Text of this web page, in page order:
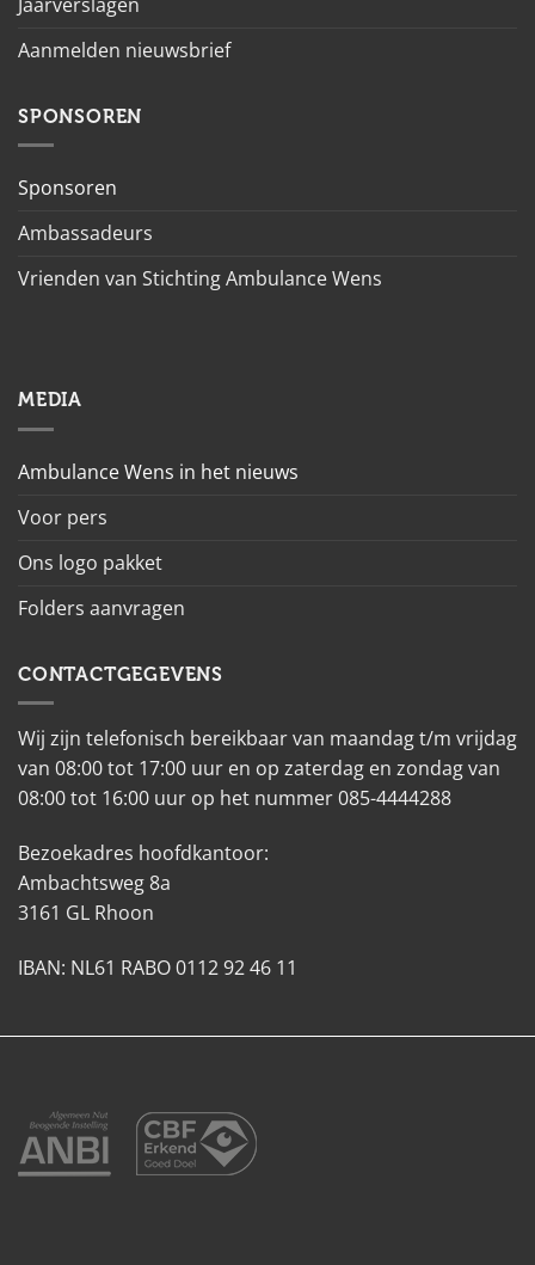
Aanmelden nieuwsbrief
SPONSOREN
Sponsoren
Ambassadeurs
Vrienden van Stichting Ambulance Wens
MEDIA
Ambulance Wens in het nieuws
Voor pers
Ons logo pakket
Folders aanvragen
CONTACTGEGEVENS
Wij zijn telefonisch bereikbaar van maandag t/m vrijdag
van 08:00 tot 17:00 uur en op zaterdag en zondag van
08:00 tot 16:00 uur op het nummer 085-4444288
Bezoekadres hoofdkantoor:
Ambachtsweg 8a
3161 GL Rhoon
IBAN: NL61 RABO 0112 92 46 11